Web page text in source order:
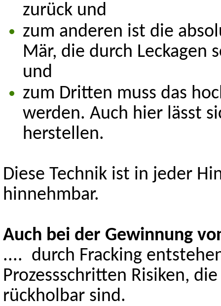
zurück und
zum anderen ist die
Mär, die durch Leckagen
und
zum Dritten muss das
werden. Auch hier lässt
herstellen.
Diese Technik ist in jeder
hinnehmbar.
Auch bei der Gewinnung
.... durch Fracking
Prozessschritten Risiken,
rückholbar sind.